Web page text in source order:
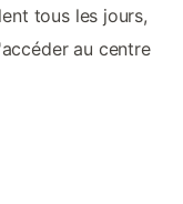
tous les jours,
au centre